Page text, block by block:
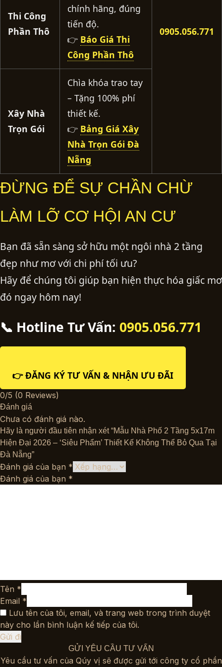
0905.056.771
Thi Công
Phần Thô
chính hãng, đúng
tiến độ.
👉 Báo Giá Thi
Công Phần Thô
Xây Nhà
Trọn Gói
Chìa khóa trao tay
– Tặng 100% phí
thiết kế.
👉 Bảng Giá Xây
Nhà Trọn Gói Đà
Nẵng
ĐỪNG ĐỂ SỰ CHẦN CHỪ
LÀM LỠ CƠ HỘI AN CƯ
Bạn đã sẵn sàng sở hữu một ngôi nhà 2 tầng
đẹp như mơ với chi phí tối ưu?
Hãy để chúng tôi giúp bạn hiện thực hóa giấc mơ
đó ngay hôm nay!
📞 Hotline Tư Vấn: 0905.056.771
👉 ĐĂNG KÝ TƯ VẤN & NHẬN ƯU ĐÃI
0/5 (0 Reviews)
Đánh giá
Chưa có đánh giá nào.
Hãy là người đầu tiên nhận xét “Mẫu Nhà Phố 2 Tầng 5x17m
Hiện Đại 2026 – ‘Siêu Phẩm’ Thiết Kế Không Thể Bỏ Qua Tại
Đà Nẵng”
Đánh giá của bạn *
Đánh giá của bạn *
Tên *
Email *
Lưu tên của tôi, email, và trang web trong trình duyệt
này cho lần bình luận kế tiếp của tôi.
GỬI YÊU CẦU TƯ VẤN
Yêu cầu tư vấn của Qúy vị sẽ được gửi tới công ty cổ phần